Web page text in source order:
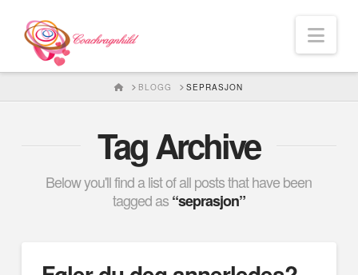
HOMEBLOGG SEPRASJON
Tag Archive
Below you'll find a list of all posts that have been
tagged as“seprasjon”